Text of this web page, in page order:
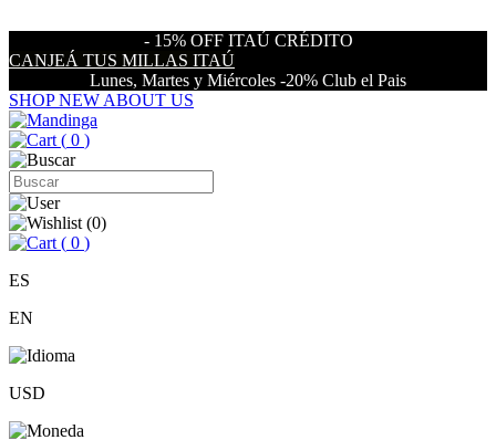
- 15% OFF ITAÚ CRÉDITO
CANJEÁ TUS MILLAS ITAÚ
Lunes, Martes y Miércoles -20% Club el Pais
SHOP NEW ABOUT US
( 0 )
(0)
( 0 )
ES
EN
USD